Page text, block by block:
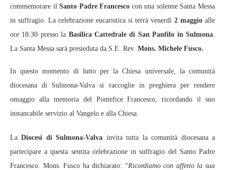
commemorare ilSanto Padre Francesco con una solenne Santa Messa
in suffragio. La celebrazione eucaristica si terrà venerdì 2 maggio alle
ore 18:30 presso la Basilica Cattedrale di San Panfilo in Sulmona
La Santa Messa sarà presieduta da S.E. Rev. Mons. Michele Fusco.
In questo momento di lutto per la Chiesa universale, la comunità
diocesana di Sulmona-Valva si raccoglie in preghiera per rendere
omaggio alla memoria del Pontefice Francesco, ricordando il suo
instancabile servizio al Vangelo e alla Chiesa.
LaDiocesi di Sulmona-Valva invita tutta la comunità diocesana a
partecipare a questa sentita celebrazione in suffragio del Santo Padre
Francesco. Mons. Fusco ha dichiarato: “Ricordiamo con affetto la sua